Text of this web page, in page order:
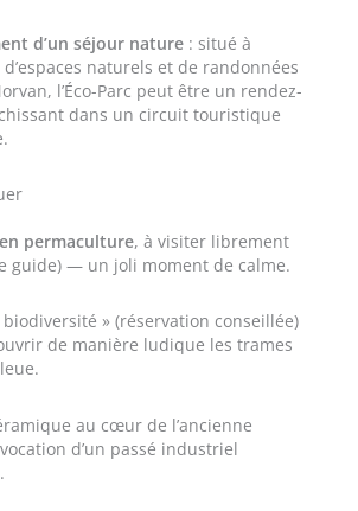
d’un séjour nature: situé à
naturels et de randonnées
l’Éco-Parc peut être un rendez-
dans un circuit touristique
permaculture, à visiter librement
guide) — un joli moment de calme.
biodiversité » (réservation conseillée)
de manière ludique les trames
au cœur de l’ancienne
d’un passé industriel